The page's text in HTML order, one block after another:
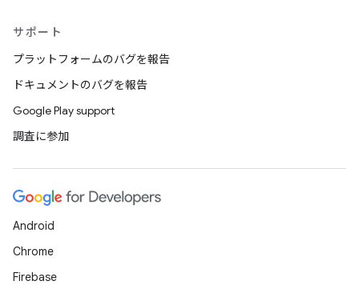
サポート
プラットフォームのバグを報告
ドキュメントのバグを報告
Google Play support
調査に参加
Android
Chrome
Firebase